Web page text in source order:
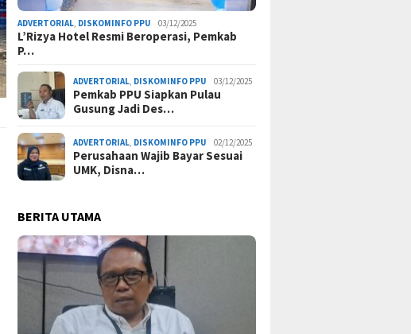
ADVERTORIAL DISKOMINFO PPU 03/12/2025
L’Rizya Hotel Resmi Beroperasi, Pemkab
P…
ADVERTORIAL DISKOMINFO PPU 03/12/2025
Pemkab PPU Siapkan Pulau
Gusung Jadi Des…
ADVERTORIAL DISKOMINFO PPU 02/12/2025
Perusahaan Wajib Bayar Sesuai
UMK, Disna…
BERITA UTAMA